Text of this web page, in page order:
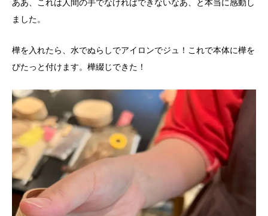
ああ、これは人間の手でなければできないなあ、と本当に感動し
ました。
樺を入れたら、水でぬらしでアイロンでジュ！これで本体に樺を
ぴたっと付けます。樺綴じできた！